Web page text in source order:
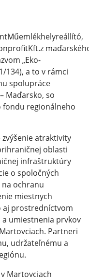
„Eko-
134), a to v rámci
spolupráce
Maďarsko, so
fondu regionálneho
atraktivity
oblasti
infraštruktúry
o spoločných
ochranu
miestnych
aj prostredníctvom
umiestnenia prvkov
Partneri
udržateľnému a
Martovciach